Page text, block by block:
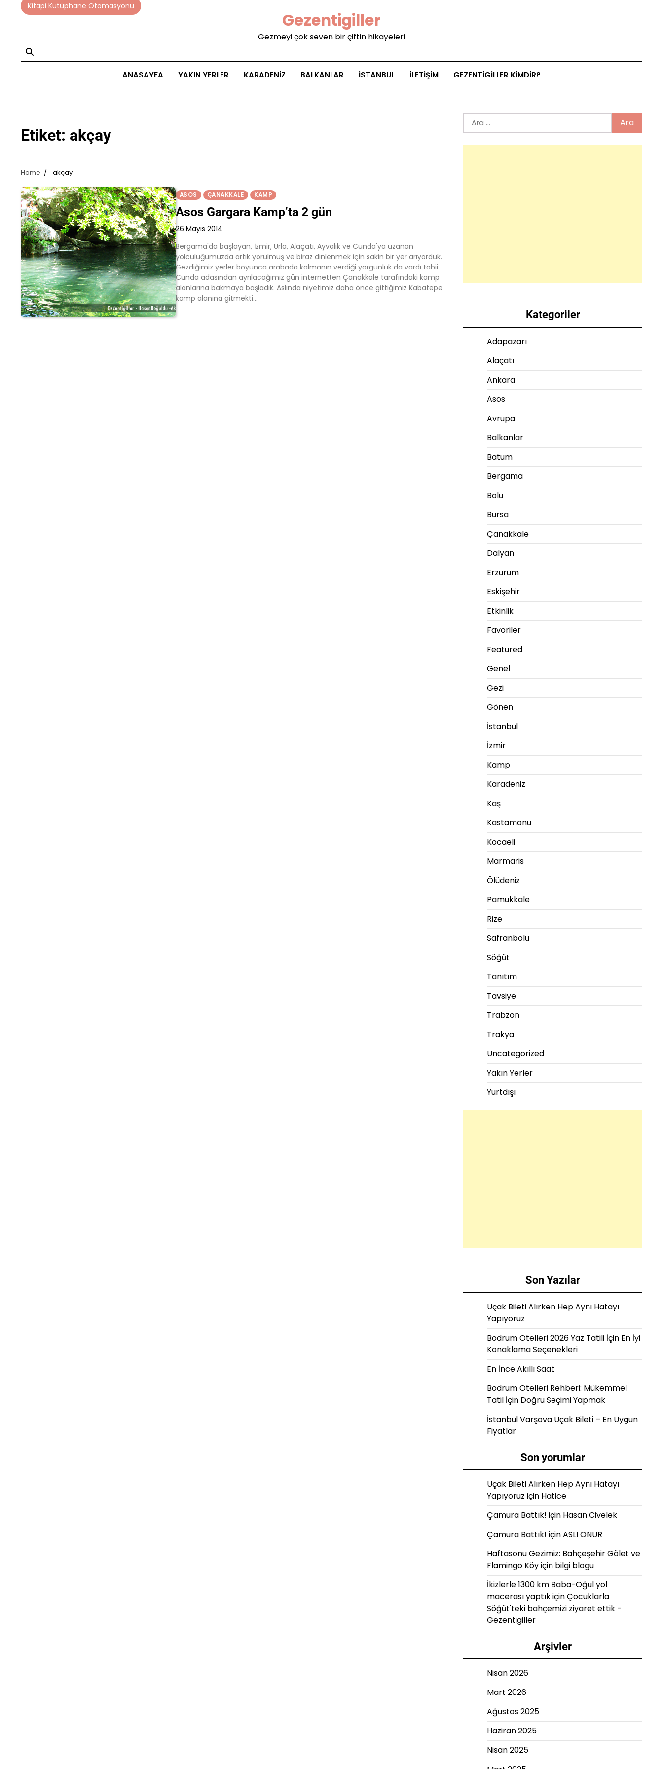
Kitapi Kütüphane Otomasyonu
Gezentigiller
Gezmeyi çok seven bir çiftin hikayeleri
ANASAYFA YAKIN YERLER KARADENIZ BALKANLAR İSTANBUL İLETIŞIM GEZENTIGILLER KIMDIR?
Etiket: akçay
Home akçay
ASOS ÇANAKKALE KAMP
Asos Gargara Kamp’ta 2 gün
26 Mayıs 2014
Bergama'da başlayan, İzmir, Urla, Alaçatı, Ayvalık ve Cunda'ya uzanan
yolculuğumuzda artık yorulmuş ve biraz dinlenmek için sakin bir yer arıyorduk.
Gezdiğimiz yerler boyunca arabada kalmanın verdiği yorgunluk da vardı tabii.
Cunda adasından ayrılacağımız gün internetten Çanakkale tarafındaki kamp
alanlarına bakmaya başladık. Aslında niyetimiz daha önce gittiğimiz Kabatepe
kamp alanına gitmekti.…
Arama:
Kategoriler
Adapazarı
Alaçatı
Ankara
Asos
Avrupa
Balkanlar
Batum
Bergama
Bolu
Bursa
Çanakkale
Dalyan
Erzurum
Eskişehir
Etkinlik
Favoriler
Featured
Genel
Gezi
Gönen
İstanbul
İzmir
Kamp
Karadeniz
Kaş
Kastamonu
Kocaeli
Marmaris
Ölüdeniz
Pamukkale
Rize
Safranbolu
Söğüt
Tanıtım
Tavsiye
Trabzon
Trakya
Uncategorized
Yakın Yerler
Yurtdışı
Son Yazılar
Uçak Bileti Alırken Hep Aynı Hatayı
Yapıyoruz
Bodrum Otelleri 2026 Yaz Tatili İçin En İyi
Konaklama Seçenekleri
En İnce Akıllı Saat
Bodrum Otelleri Rehberi: Mükemmel
Tatil İçin Doğru Seçimi Yapmak
İstanbul Varşova Uçak Bileti – En Uygun
Fiyatlar
Son yorumlar
Uçak Bileti Alırken Hep Aynı Hatayı
Yapıyoruz için Hatice
Çamura Battık! için Hasan Civelek
Çamura Battık! içinASLI ONUR
Haftasonu Gezimiz: Bahçeşehir Gölet ve
Flamingo Köyiçin bilgi blogu
İkizlerle 1300 km Baba-Oğul yol
macerası yaptıkiçinÇocuklarla
Söğüt'teki bahçemizi ziyaret ettik -
Gezentigiller
Arşivler
Nisan 2026
Mart 2026
Ağustos 2025
Haziran 2025
Nisan 2025